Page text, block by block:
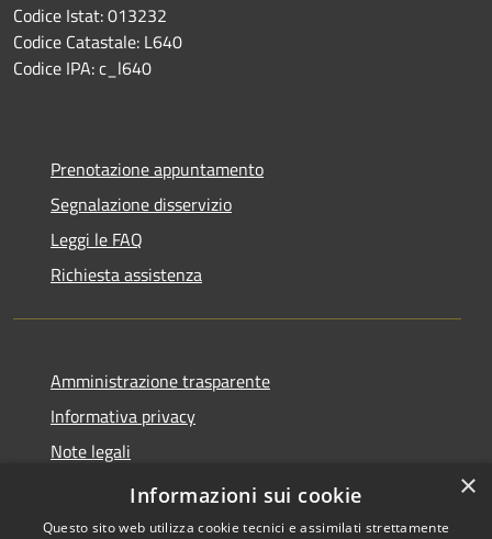
Codice Istat: 013232
Codice Catastale: L640
Codice IPA: c_l640
Prenotazione appuntamento
Segnalazione disservizio
Leggi le FAQ
Richiesta assistenza
Amministrazione trasparente
Informativa privacy
Note legali
Dichiarazione di accessibilità
×
Informazioni sui cookie
Questo sito web utilizza cookie tecnici e assimilati strettamente